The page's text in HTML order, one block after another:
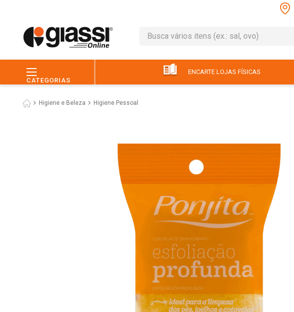
Busca vários itens (ex.: sal, ovo)
CATEGORIAS
ENCARTE LOJAS FÍSICAS
Higiene e Beleza Higiene Pessoal
leite
macarrão
º ovo